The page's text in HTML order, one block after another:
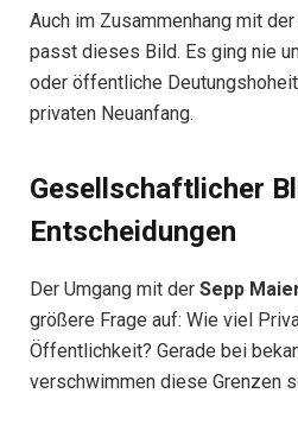
Auch im Zusammenhang mit der
passt dieses Bild. Es ging nie
oder öffentliche
privaten Neuanfang.
Gesellschaftlicher
Entscheidungen
Der Umgang mit der Sepp
größere Frage auf: Wie viel
Öffentlichkeit? Gerade bei
verschwimmen diese Grenzen